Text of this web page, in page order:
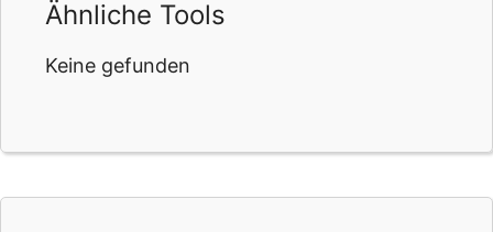
Ähnliche Tools
Keine gefunden